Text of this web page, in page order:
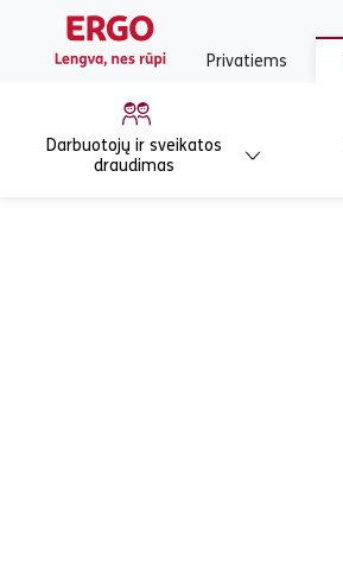
Privatiems
Darbuotojų ir sveikatos
draudimas